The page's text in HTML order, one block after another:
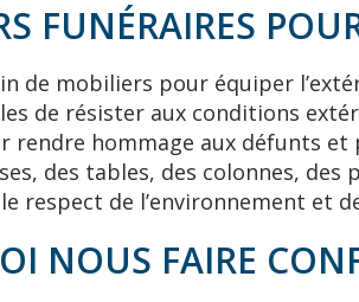
FUNÉRAIRES
de mobiliers pour équiper
de résister aux conditions
rendre hommage aux défunts
des tables, des colonnes,
respect de l’environnement et
NOUS FAIRE